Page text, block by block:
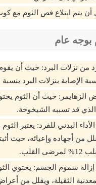
يتم ابتلاع فص الثوم مع
بوجه عام
من نزلات البرد: حيث أن يقوم
الإصابة بنزلات البرد بنسبة 63%.
الزهايمر: حيث أن الثوم
قد تسببه الشيخوخة.
البدني للفرد: يعتبر
من أجهاده وإعيائه، حيث
القلب.
سموم الجسم: يحتوي
الثقيلة، ويقلل من